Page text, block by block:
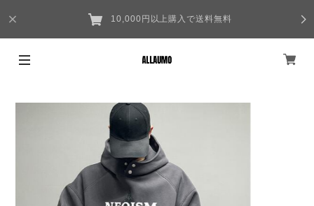
10,000円以上購入で送料無料